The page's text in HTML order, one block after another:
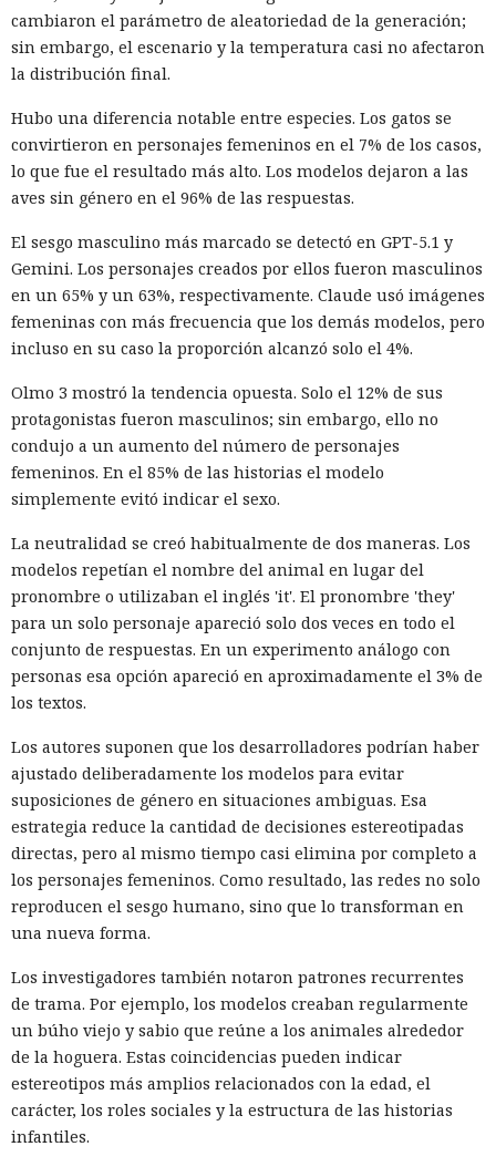
cambiaron el parámetro de aleatoriedad de la generación;
sin embargo, el escenario y la temperatura casi no afectaron
la distribución final.
Hubo una diferencia notable entre especies. Los gatos se
convirtieron en personajes femeninos en el 7% de los casos,
lo que fue el resultado más alto. Los modelos dejaron a las
aves sin género en el 96% de las respuestas.
El sesgo masculino más marcado se detectó en GPT-5.1 y
Gemini. Los personajes creados por ellos fueron masculinos
en un 65% y un 63%, respectivamente. Claude usó imágenes
femeninas con más frecuencia que los demás modelos, pero
incluso en su caso la proporción alcanzó solo el 4%.
Olmo 3 mostró la tendencia opuesta. Solo el 12% de sus
protagonistas fueron masculinos; sin embargo, ello no
condujo a un aumento del número de personajes
femeninos. En el 85% de las historias el modelo
simplemente evitó indicar el sexo.
La neutralidad se creó habitualmente de dos maneras. Los
modelos repetían el nombre del animal en lugar del
pronombre o utilizaban el inglés 'it'. El pronombre 'they'
para un solo personaje apareció solo dos veces en todo el
conjunto de respuestas. En un experimento análogo con
personas esa opción apareció en aproximadamente el 3% de
los textos.
Los autores suponen que los desarrolladores podrían haber
ajustado deliberadamente los modelos para evitar
suposiciones de género en situaciones ambiguas. Esa
estrategia reduce la cantidad de decisiones estereotipadas
directas, pero al mismo tiempo casi elimina por completo a
los personajes femeninos. Como resultado, las redes no solo
reproducen el sesgo humano, sino que lo transforman en
una nueva forma.
Los investigadores también notaron patrones recurrentes
de trama. Por ejemplo, los modelos creaban regularmente
un búho viejo y sabio que reúne a los animales alrededor
de la hoguera. Estas coincidencias pueden indicar
estereotipos más amplios relacionados con la edad, el
carácter, los roles sociales y la estructura de las historias
infantiles.